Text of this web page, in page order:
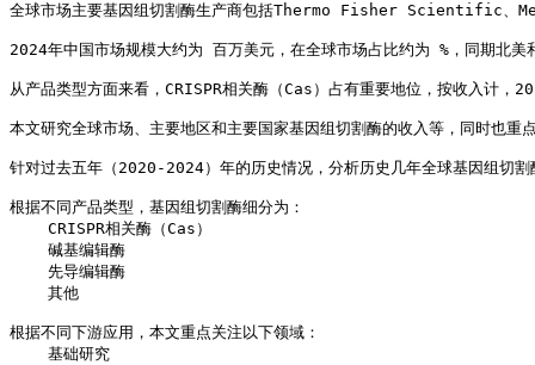
全球市场主要基因组切割酶生产商包括Thermo Fisher Scientific、
2024年中国市场规模大约为 百万美元，在全球市场占比约为 %，同期北美
从产品类型方面来看，CRISPR相关酶（Cas）占有重要地位，按收入计，
本文研究全球市场、主要地区和主要国家基因组切割酶的收入等，同时也
针对过去五年（2020-2024）年的历史情况，分析历史几年全球基因组切
根据不同产品类型，基因组切割酶细分为：
    CRISPR相关酶（Cas）
    碱基编辑酶
    先导编辑酶
    其他
根据不同下游应用，本文重点关注以下领域：
    基础研究